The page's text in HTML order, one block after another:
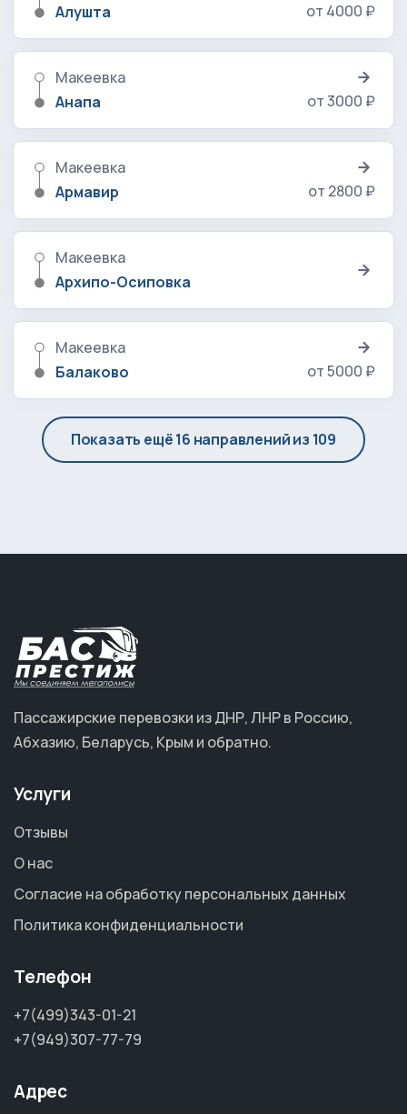
Алушта
от 4000 ₽
Макеевка
Анапа
от 3000 ₽
Макеевка
Армавир
от 2800 ₽
Макеевка
Архипо-Осиповка
Макеевка
Балаково
от 5000 ₽
Показать ещё 16 направлений из 109
Пассажирские перевозки из ДНР, ЛНР в Россию,
Абхазию, Беларусь, Крым и обратно.
Услуги
Отзывы
О нас
Согласие на обработку персональных данных
Политика конфиденциальности
Телефон
+7(499)343-01-21
+7(949)307-77-79
Адрес